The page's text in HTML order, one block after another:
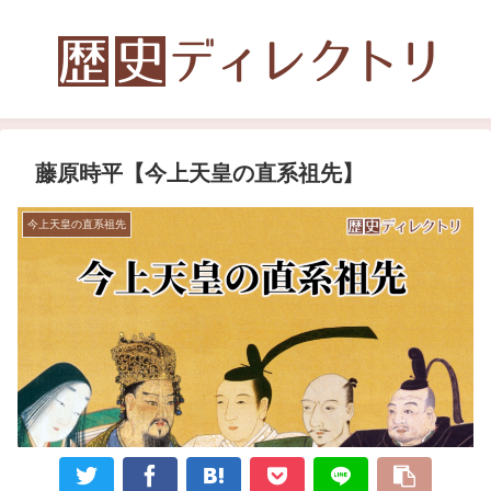
藤原時平【今上天皇の直系祖先】
今上天皇の直系祖先